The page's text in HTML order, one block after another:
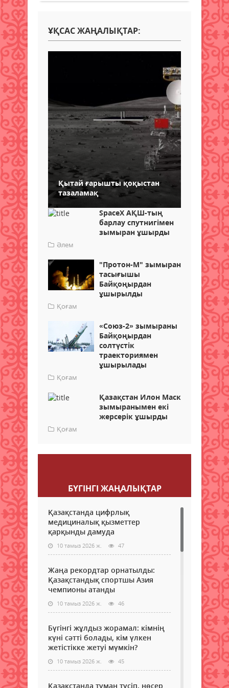
ҰҚСАС ЖАҢАЛЫҚТАР:
Қытай ғарышты қоқыстан
тазаламақ
SpaceX АҚШ-тың
барлау спутнигімен
зымыран ұшырды
Әлем
"Протон-М" зымыран
тасығышы
Байқоңырдан
ұшырылды
Қоғам
«Союз-2» зымыраны
Байқоңырдан
солтүстік
траекториямен
ұшырылады
Қоғам
Қазақстан Илон Маск
зымыранымен екі
жерсерік ұшырды
Қоғам
БҮГІНГI ЖАҢАЛЫҚТАР
Қазақстанда цифрлық
медициналық қызметтер
қарқынды дамуда
10 тамыз 2026 ж. 47
Жаңа рекордтар орнатылды:
Қазақстандық спортшы Азия
чемпионы атанды
10 тамыз 2026 ж. 46
Бүгінгі жұлдыз жорамал: кімнің
күні сәтті болады, кім үлкен
жетістікке жетуі мүмкін?
10 тамыз 2026 ж. 45
Қазақстанда тұман түсіп, нөсер